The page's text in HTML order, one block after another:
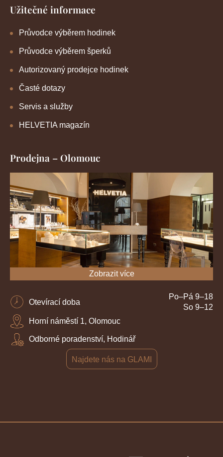
Užitečné informace
Průvodce výběrem hodinek
Průvodce výběrem šperků
Autorizovaný prodejce hodinek
Časté dotazy
Servis a služby
HELVETIA magazín
Prodejna – Olomouc
Zobrazit více
Otevírací doba
Po–Pá 9–18
So 9–12
Horní náměstí 1, Olomouc
Odborné poradenství, Hodinář
Najdete nás na GLAMI